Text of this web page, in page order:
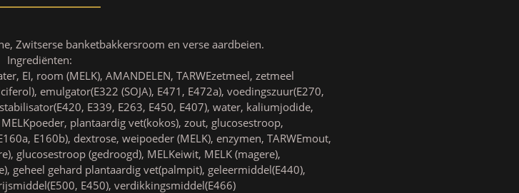
Zwitserse banketbakkersroom en verse aardbeien.
Ingrediënten:
EI, room (MELK), AMANDELEN, TARWEzetmeel, zetmeel
emulgator(E322 (SOJA), E471, E472a), voedingszuur(E270,
E339, E263, E450, E407), water, kaliumjodide,
plantaardig vet(kokos), zout, glucosestroop,
E160b), dextrose, weipoeder (MELK), enzymen, TARWEmout,
glucosestroop (gedroogd), MELKeiwit, MELK (magere),
geheel gehard plantaardig vet(palmpit), geleermiddel(E440),
E450), verdikkingsmiddel(E466)